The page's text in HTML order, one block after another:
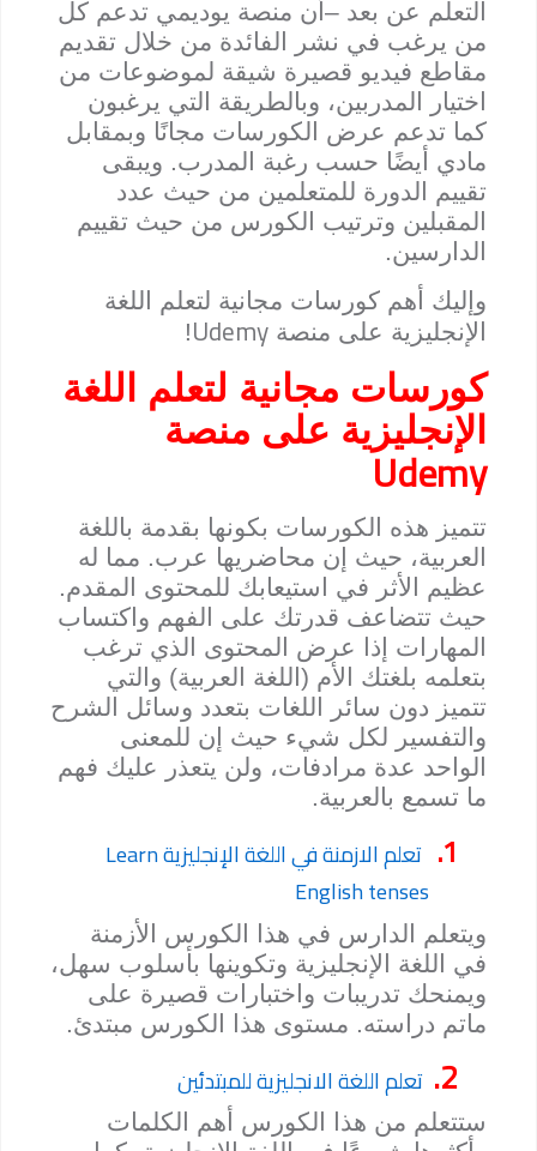
التعلم عن بعد –أن منصة يوديمي تدعم كل
من يرغب في نشر الفائدة من خلال تقديم
مقاطع فيديو قصيرة شيقة لموضوعات من
اختيار المدربين، وبالطريقة التي يرغبون
كما تدعم عرض الكورسات مجانًا وبمقابل
مادي أيضًا حسب رغبة المدرب. ويبقى
تقييم الدورة للمتعلمين من حيث عدد
المقبلين وترتيب الكورس من حيث تقييم
الدارسين.
وإليك أهم كورسات مجانية لتعلم اللغة
الإنجليزية على منصة Udemy
!
كورسات مجانية لتعلم اللغة
الإنجليزية على منصة
Udemy
تتميز هذه الكورسات بكونها بقدمة باللغة
العربية، حيث إن محاضريها عرب. مما له
عظيم الأثر في استيعابك للمحتوى المقدم.
حيث تتضاعف قدرتك على الفهم واكتساب
المهارات إذا عرض المحتوى الذي ترغب
بتعلمه بلغتك الأم (اللغة العربية) والتي
تتميز دون سائر اللغات بتعدد وسائل الشرح
والتفسير لكل شيء حيث إن للمعنى
الواحد عدة مرادفات، ولن يتعذر عليك فهم
ما تسمع بالعربية.
1.
تعلم الازمنة في اللغة الإنجليزية Learn
English tenses
ويتعلم الدارس في هذا الكورس الأزمنة
في اللغة الإنجليزية وتكوينها بأسلوب سهل،
ويمنحك تدريبات واختبارات قصيرة على
ماتم دراسته. مستوى هذا الكورس مبتدئ.
2. تعلم اللغة الانجليزية للمبتدئين
ستتعلم من هذا الكورس أهم الكلمات